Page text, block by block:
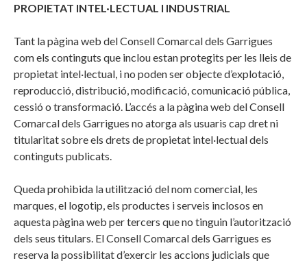
PROPIETAT INTEL·LECTUAL I INDUSTRIAL
Tant la pàgina web del Consell Comarcal dels Garrigues
com els continguts que inclou estan protegits per les lleis de
propietat intel·lectual, i no poden ser objecte d’explotació,
reproducció, distribució, modificació, comunicació pública,
cessió o transformació. L’accés a la pàgina web del Consell
Comarcal dels Garrigues no atorga als usuaris cap dret ni
titularitat sobre els drets de propietat intel·lectual dels
continguts publicats.
Queda prohibida la utilització del nom comercial, les
marques, el logotip, els productes i serveis inclosos en
aquesta pàgina web per tercers que no tinguin l’autorització
dels seus titulars. El Consell Comarcal dels Garrigues es
reserva la possibilitat d’exercir les accions judicials que